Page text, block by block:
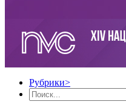
Рубрики>